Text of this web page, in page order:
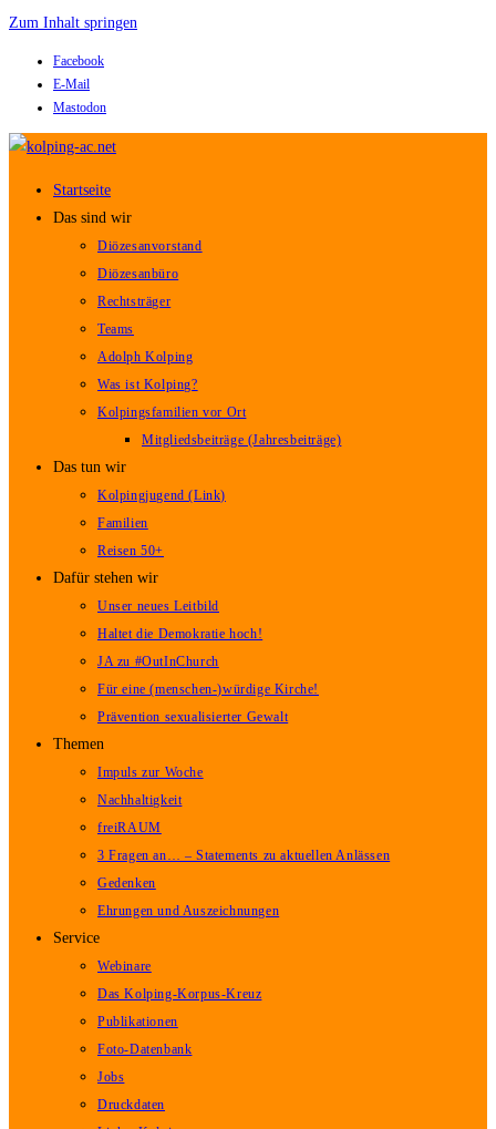
Zum Inhalt springen
Facebook
E-Mail
Mastodon
Startseite
Das sind wir
Diözesanvorstand
Diözesanbüro
Rechtsträger
Teams
Adolph Kolping
Was ist Kolping?
Kolpingsfamilien vor Ort
Mitgliedsbeiträge (Jahresbeiträge)
Das tun wir
Kolpingjugend (Link)
Familien
Reisen 50+
Dafür stehen wir
Unser neues Leitbild
Haltet die Demokratie hoch!
JA zu #OutInChurch
Für eine (menschen-)würdige Kirche!
Prävention sexualisierter Gewalt
Themen
Impuls zur Woche
Nachhaltigkeit
freiRAUM
3 Fragen an… – Statements zu aktuellen Anlässen
Gedenken
Ehrungen und Auszeichnungen
Service
Webinare
Das Kolping-Korpus-Kreuz
Publikationen
Foto-Datenbank
Jobs
Druckdaten